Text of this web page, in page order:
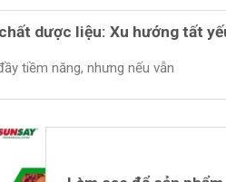
dược liệu: Xu hướng tất
tiềm năng, nhưng nếu vẫn